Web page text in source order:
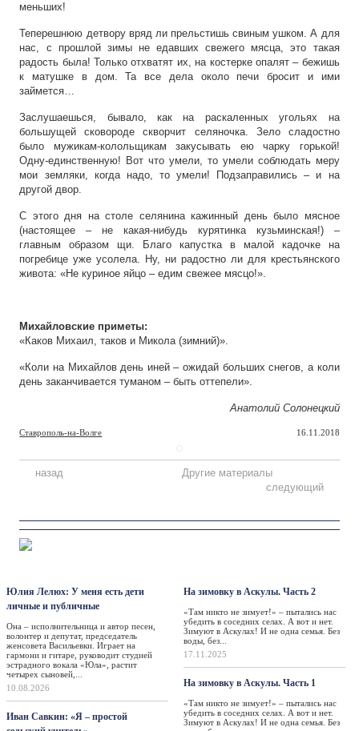
меньших!
Теперешнюю детвору вряд ли прельстишь свиным ушком. А для
нас, с прошлой зимы не едавших свежего мясца, это такая
радость была! Только отхватят их, на костерке опалят – бежишь
к матушке в дом. Та все дела около печи бросит и ими
займется…
Заслушаешься, бывало, как на раскаленных угольях на
большущей сковороде скворчит селяночка. Зело сладостно
было мужикам-колольщикам закусывать ею чарку горькой!
Одну-единственную! Вот что умели, то умели соблюдать меру
мои земляки, когда надо, то умели! Подзаправились – и на
другой двор.
С этого дня на столе селянина кажинный день было мясное
(настоящее – не какая-нибудь курятинка кузьминская!) –
главным образом щи. Благо капустка в малой кадочке на
погребице уже усолела. Ну, ни радостно ли для крестьянского
живота: «Не куриное яйцо – едим свежее мясцо!».
Михайловские приметы:
«Каков Михаил, таков и Микола (зимний)».
«Коли на Михайлов день иней – ожидай больших снегов, а коли
день заканчивается туманом – быть оттепели».
Анатолий Солонецкий
Ставрополь-на-Волге 16.11.2018
назад
Другие материалы
следующий
Юлия Лелюх: У меня есть дети
личные и публичные
Она – исполнительница и автор песен,
волонтер и депутат, председатель
женсовета Васильевки. Играет на
гармони и гитаре, руководит студией
эстрадного вокала «Юла», растит
четырех сыновей,...
10.08.2026
Иван Савкин: «Я – простой
На зимовку в Аскулы. Часть 2
«Там никто не зимует!» – пытались нас
убедить в соседних селах. А вот и нет.
Зимуют в Аскулах! И не одна семья. Без
воды, без...
17.11.2025
На зимовку в Аскулы. Часть 1
«Там никто не зимует!» – пытались нас
убедить в соседних селах. А вот и нет.
Зимуют в Аскулах! И не одна семья. Без